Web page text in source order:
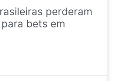
perderam
bets em